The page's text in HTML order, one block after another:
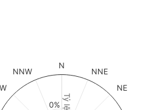
N
NNE
NE
NNW
0%